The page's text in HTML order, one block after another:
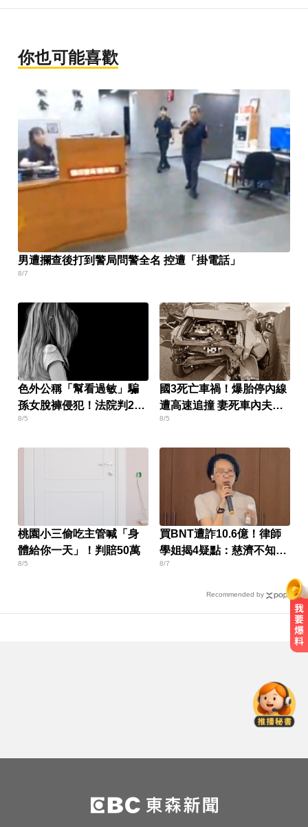
你也可能喜歡
男遭攔查後打到警局問警全名 控遭「掛電話」
8/7
色外公稱「幫看過敏」騙
孫女脫褲侵犯！法院判2年
4月
8/5
國3死亡車禍！爆胎停內線
遭高速追撞 妻死車內夫送
醫
8/5
桃園小三偷吃主管喊「身
體給你一天」！判賠50萬
8/5
買BNT遭詐10.6億！律師
學姐揭4疑點：慈濟不知
情？
8/7
Recommended by
狂響 違者最高罰15萬
慈濟採購BNT疫苗被詐10億！醫：4
年後還陳時中清白